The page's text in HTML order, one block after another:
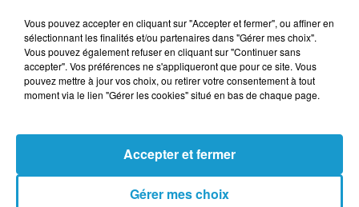
Taille maximum : 500 caractères
L'upload de fichier est limité à 2Mo pour les images et PDF et 5Mo
Vous pouvez accepter en cliquant sur "Accepter et fermer", ou affiner en
sélectionnant les finalités et/ou partenaires dans "Gérer mes choix".
Vous pouvez également refuser en cliquant sur "Continuer sans
accepter". Vos préférences ne s'appliqueront que pour ce site. Vous
pouvez mettre à jour vos choix, ou retirer votre consentement à tout
moment via le lien "Gérer les cookies" situé en bas de chaque page.
Gérer mes choix
Accepter et fermer